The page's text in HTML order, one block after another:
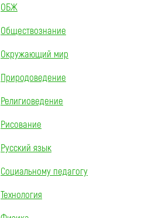
ОБЖ
Обществознание
Окружающий мир
Природоведение
Религиоведение
Рисование
Русский язык
Социальному педагогу
Технология